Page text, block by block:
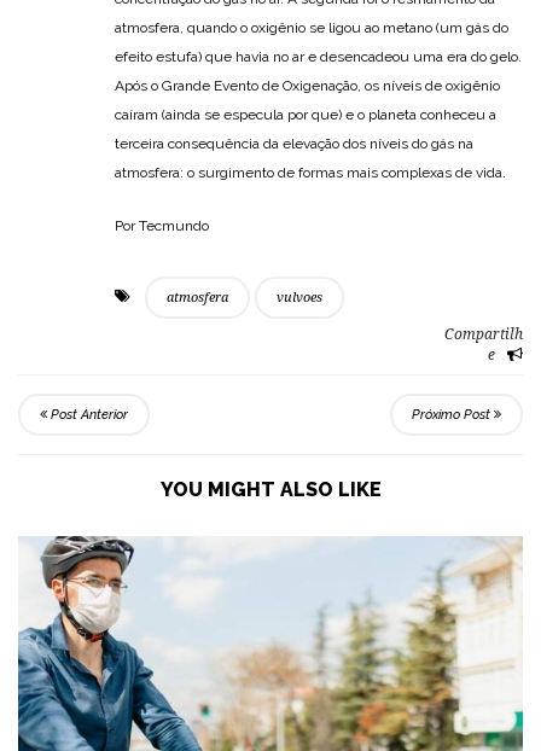
atmosfera, quando o oxigênio se ligou ao metano (um gás do
efeito estufa) que havia no ar e desencadeou uma era do gelo.
Após o Grande Evento de Oxigenação, os níveis de oxigênio
caíram (ainda se especula por que) e o planeta conheceu a
terceira consequência da elevação dos níveis do gás na
atmosfera: o surgimento de formas mais complexas de vida.
Por Tecmundo
atmosfera vulvoes
Compartilh
e
Post Anterior Próximo Post
YOU MIGHT ALSO LIKE